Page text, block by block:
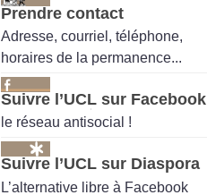
Prendre contact
Adresse, courriel, téléphone,
horaires de la permanence...
Suivre l’UCL sur Facebook
le réseau antisocial !
Suivre l’UCL sur Diaspora
L’alternative libre à Facebook